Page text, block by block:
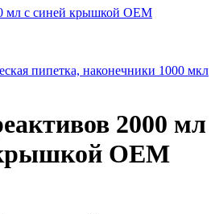
мл с синей крышкой ОЕМ
пипетка, наконечники 1000 мкл
2000 мл
крышкой ОЕМ